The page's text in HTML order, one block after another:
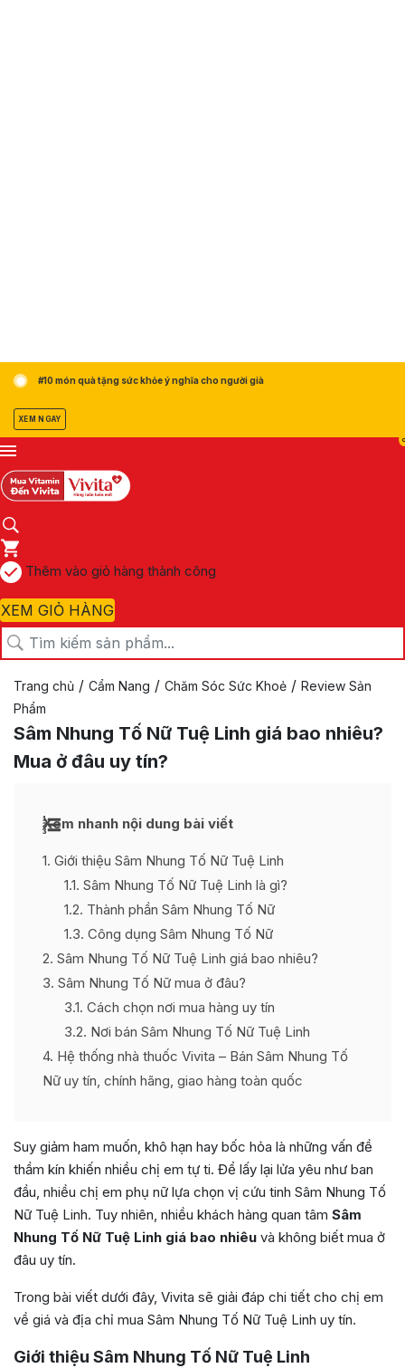
#10 món quà tặng sức khỏe ý nghĩa cho người già
XEM NGAY
0
Thêm vào giỏ hàng thành công
XEM GIỎ HÀNG
Trang chủ / Cẩm Nang / Chăm Sóc Sức Khoẻ / Review Sản
Phẩm
Sâm Nhung Tố Nữ Tuệ Linh giá bao nhiêu?
Mua ở đâu uy tín?
Xem nhanh nội dung bài viết
1 Giới thiệu Sâm Nhung Tố Nữ Tuệ Linh
1.1 Sâm Nhung Tố Nữ Tuệ Linh là gì?
1.2 Thành phần Sâm Nhung Tố Nữ
1.3 Công dụng Sâm Nhung Tố Nữ
2 Sâm Nhung Tố Nữ Tuệ Linh giá bao nhiêu?
3 Sâm Nhung Tố Nữ mua ở đâu?
3.1 Cách chọn nơi mua hàng uy tín
3.2 Nơi bán Sâm Nhung Tố Nữ Tuệ Linh
4 Hệ thống nhà thuốc Vivita – Bán Sâm Nhung Tố
Nữ uy tín, chính hãng, giao hàng toàn quốc
Suy giảm ham muốn, khô hạn hay bốc hỏa là những vấn đề
thầm kín khiến nhiều chị em tự ti. Để lấy lại lửa yêu như ban
đầu, nhiều chị em phụ nữ lựa chọn vị cứu tinh Sâm Nhung Tố
Nữ Tuệ Linh. Tuy nhiên, nhiều khách hàng quan tâm Sâm
Nhung Tố Nữ Tuệ Linh giá bao nhiêu và không biết mua ở
đâu uy tín.
Trong bài viết dưới đây, Vivita sẽ giải đáp chi tiết cho chị em
về giá và địa chỉ mua Sâm Nhung Tố Nữ Tuệ Linh uy tín.
Giới thiệu Sâm Nhung Tố Nữ Tuệ Linh